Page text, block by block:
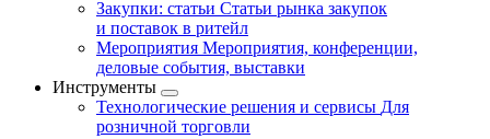
Закупки: статьи Статьи рынка закупок
и поставок в ритейл
Мероприятия Мероприятия, конференции,
деловые события, выставки
Инструменты
Технологические решения и сервисы Для
розничной торговли